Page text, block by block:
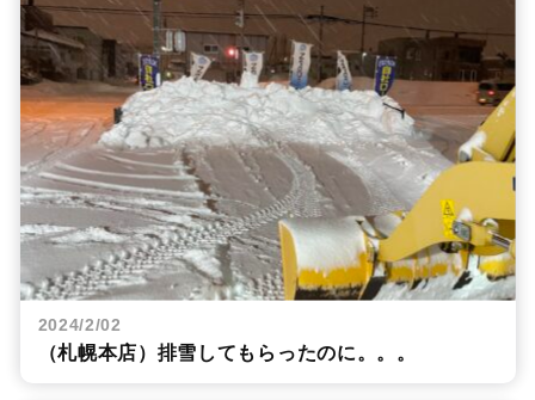
2024/2/02
（札幌本店）排雪してもらったのに。。。